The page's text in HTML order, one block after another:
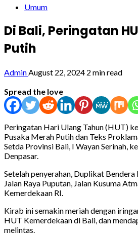
Umum
Di Bali, Peringatan
Putih
AdminAugust 22, 2024 2 min read
Spread the love
Peringatan Hari Ulang Tahun (HUT)
Pusaka Merah Putih dan Teks
Setda Provinsi Bali, I Wayan Serinah,
Denpasar.
Setelah penyerahan, Duplikat
Jalan Raya Puputan, Jalan Kusuma
Kemerdekaan RI.
Kirab ini semakin meriah dengan
HUT Kemerdekaan di Bali, dan
melintas.